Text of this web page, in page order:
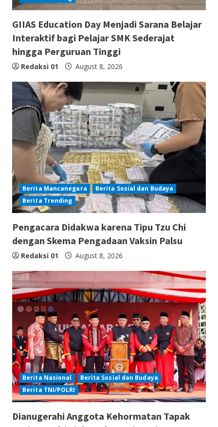
GIIAS Education Day Menjadi Sarana Belajar
Interaktif bagi Pelajar SMK Sederajat
hingga Perguruan Tinggi
Redaksi 01 August 8, 2026
Berita Mancanegara
Berita Sosial dan Budaya
Berita Trending
Pengacara Didakwa karena Tipu Tzu Chi
dengan Skema Pengadaan Vaksin Palsu
Redaksi 01 August 8, 2026
Berita Nasional
Berita Sosial dan Budaya
Berita TNI/POLRI
Dianugerahi Anggota Kehormatan Tapak